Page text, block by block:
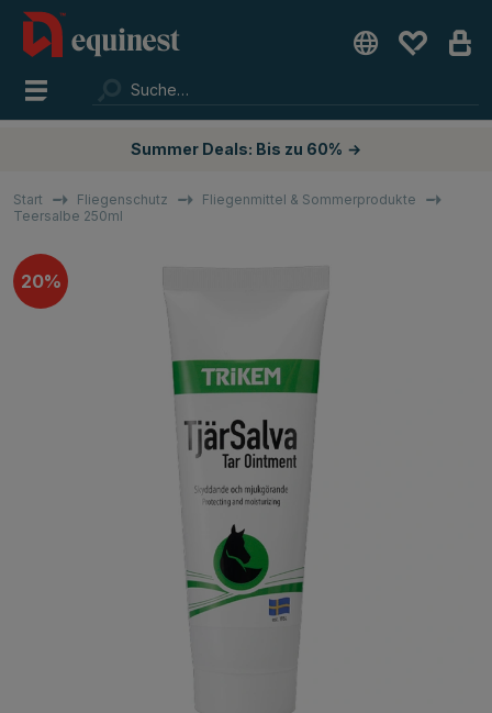
Summer Deals: Bis zu 60% →
Start Fliegenschutz
Fliegenmittel & Sommerprodukte
Teersalbe 250ml
20